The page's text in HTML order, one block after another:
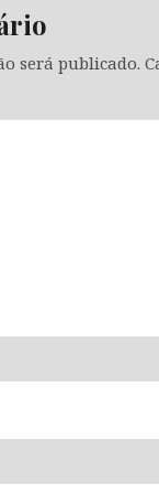
será publicado.